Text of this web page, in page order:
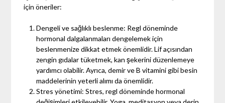
için öneriler:
Dengeli ve sağlıklı beslenme: Regl döneminde
hormonal dalgalanmaları dengelemek için
beslenmenize dikkat etmek önemlidir. Lif açısından
zengin gıdalar tüketmek, kan şekerini düzenlemeye
yardımcı olabilir. Ayrıca, demir ve B vitamini gibi besin
maddelerinin yeterli alımı da önemlidir.
Stres yönetimi: Stres, regl döneminde hormonal